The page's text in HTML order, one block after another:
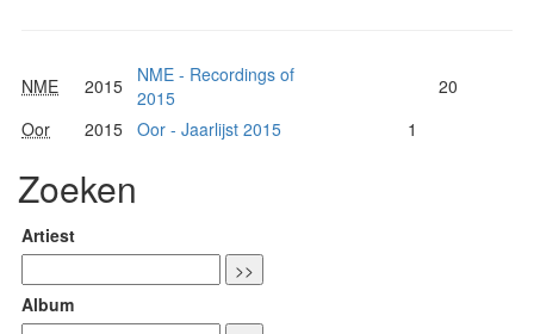
NME 2015
NME - Recordings of
2015
20
Oor
2015 Oor - Jaarlijst 2015 1
Zoeken
Artiest
Album